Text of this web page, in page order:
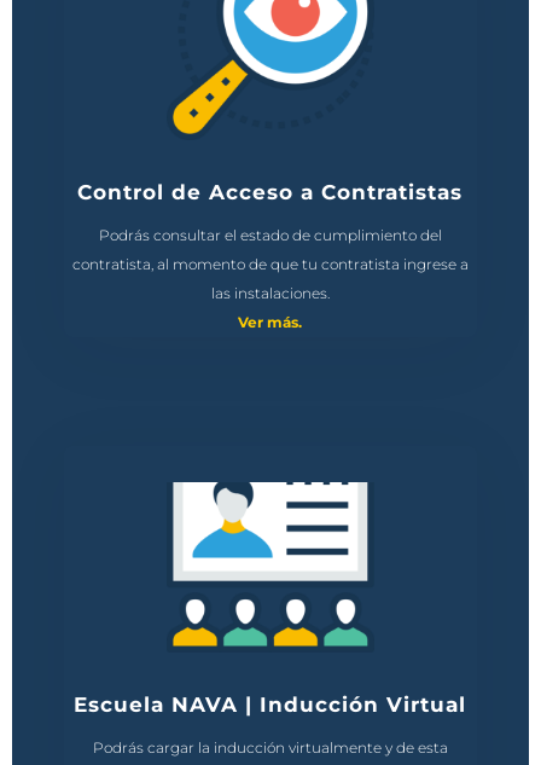
Control de Acceso a Contratistas
Podrás consultar el estado de cumplimiento del
contratista, al momento de que tu contratista ingrese a
las instalaciones.
Ver más.
Escuela NAVA | Inducción Virtual
Podrás cargar la inducción virtualmente y de esta